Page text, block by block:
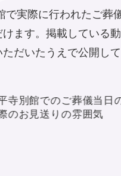
で実際に行われたご葬
けます。掲載している
だいたうえで公開して
寺別館でのご葬儀当日
のお見送りの雰囲気